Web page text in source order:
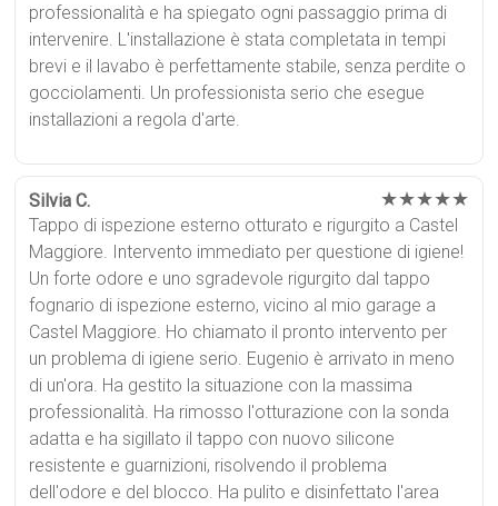
professionalità e ha spiegato ogni passaggio prima di
intervenire. L'installazione è stata completata in tempi
brevi e il lavabo è perfettamente stabile, senza perdite o
gocciolamenti. Un professionista serio che esegue
installazioni a regola d'arte.
Silvia C. ★★★★★
Tappo di ispezione esterno otturato e rigurgito a Castel
Maggiore. Intervento immediato per questione di igiene!
Un forte odore e uno sgradevole rigurgito dal tappo
fognario di ispezione esterno, vicino al mio garage a
Castel Maggiore. Ho chiamato il pronto intervento per
un problema di igiene serio. Eugenio è arrivato in meno
di un'ora. Ha gestito la situazione con la massima
professionalità. Ha rimosso l'otturazione con la sonda
adatta e ha sigillato il tappo con nuovo silicone
resistente e guarnizioni, risolvendo il problema
dell'odore e del blocco. Ha pulito e disinfettato l'area